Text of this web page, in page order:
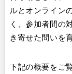
ルとオンライン
く、参加者間の
き寄せた問いを
下記の概要をご